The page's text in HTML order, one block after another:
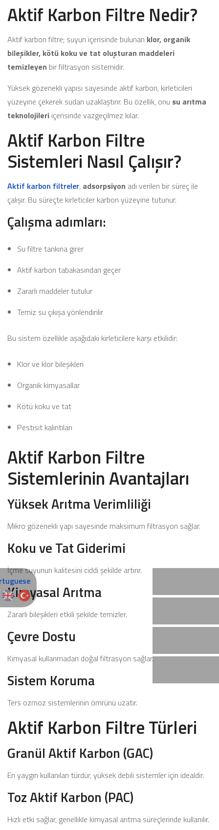
Aktif Karbon Filtre Nedir?
Aktif karbon filtre; suyun içerisinde bulunan klor, organik
bileşikler, kötü koku ve tat oluşturan maddeleri
temizleyen bir filtrasyon sistemidir.
Yüksek gözenekli yapısı sayesinde aktif karbon, kirleticileri
yüzeyine çekerek sudan uzaklaştırır. Bu özellik, onu su arıtma
teknolojileri içerisinde vazgeçilmez kılar.
Aktif Karbon Filtre
Sistemleri Nasıl Çalışır?
Aktif karbon filtreler, adsorpsiyon adı verilen bir süreç ile
çalışır. Bu süreçte kirleticiler karbon yüzeyine tutunur.
Çalışma adımları:
Su filtre tankına girer
Aktif karbon tabakasından geçer
Zararlı maddeler tutulur
Temiz su çıkışa yönlendirilir
Bu sistem özellikle aşağıdaki kirleticilere karşı etkilidir:
Klor ve klor bileşikleri
Organik kimyasallar
Kötü koku ve tat
Pestisit kalıntıları
Aktif Karbon Filtre
Sistemlerinin Avantajları
Yüksek Arıtma Verimliliği
Mikro gözenekli yapı sayesinde maksimum filtrasyon sağlar.
Koku ve Tat Giderimi
İçme suyunun kalitesini ciddi şekilde artırır.
Kimyasal Arıtma
Zararlı bileşikleri etkili şekilde temizler.
Çevre Dostu
Kimyasal kullanmadan doğal filtrasyon sağlar.
Sistem Koruma
Ters ozmoz sistemlerinin ömrünü uzatır.
Aktif Karbon Filtre Türleri
Granül Aktif Karbon (GAC)
En yaygın kullanılan türdür, yüksek debili sistemler için idealdir.
Toz Aktif Karbon (PAC)
Hızlı etki sağlar, genellikle kimyasal arıtma süreçlerinde kullanılır.